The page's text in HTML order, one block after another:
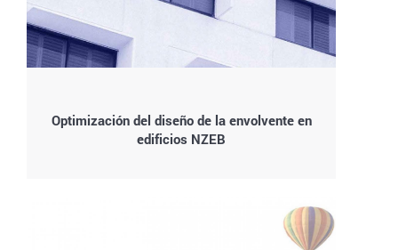
Optimización del diseño de la envolvente en
edificios NZEB